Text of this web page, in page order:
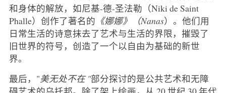
和身体的解放，如尼基-德-圣法勒（Niki de Saint
Phalle）创作了著名的 《娜娜》（Nanas）。他们用
日常生活的诗意抹去了艺术与生活的界限，摧毁了
旧世界的符号，创造了一个以自由为基础的新世
界。
最后，"美无处不在 "部分探讨的是公共艺术和无障